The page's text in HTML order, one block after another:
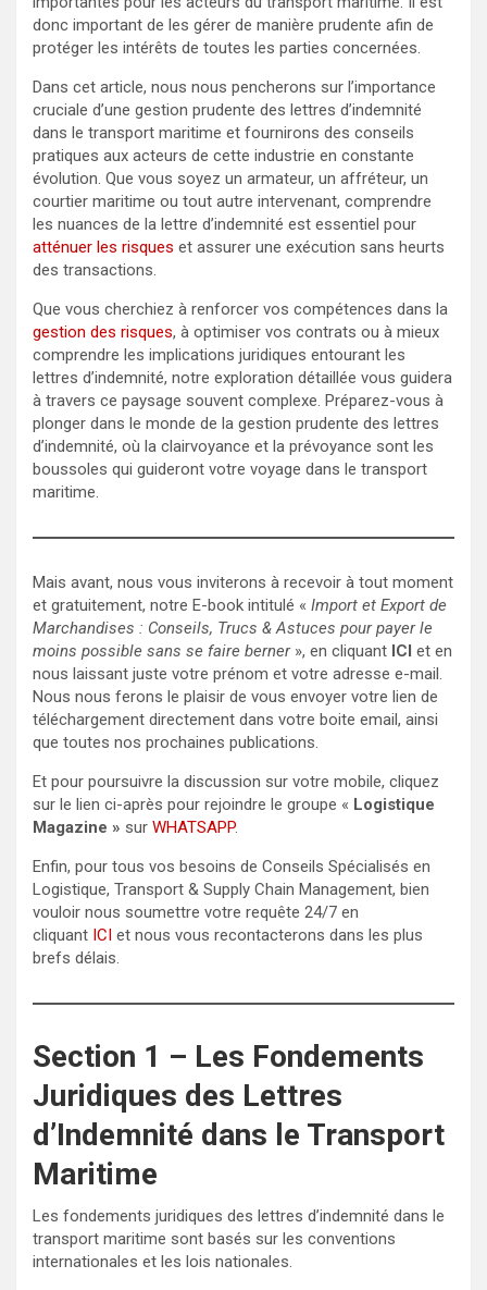
donc important de les gérer de manière prudente afin de
protéger les intérêts de toutes les parties concernées.
Dans cet article, nous nous pencherons sur l’importance
cruciale d’une gestion prudente des lettres d’indemnité
dans le transport maritime et fournirons des conseils
pratiques aux acteurs de cette industrie en constante
évolution. Que vous soyez un armateur, un affréteur, un
courtier maritime ou tout autre intervenant, comprendre
les nuances de la lettre d’indemnité est essentiel pour
atténuer les risques et assurer une exécution sans heurts
des transactions.
Que vous cherchiez à renforcer vos compétences dans la
gestion des risques, à optimiser vos contrats ou à mieux
comprendre les implications juridiques entourant les
lettres d’indemnité, notre exploration détaillée vous guidera
à travers ce paysage souvent complexe. Préparez-vous à
plonger dans le monde de la gestion prudente des lettres
d’indemnité, où la clairvoyance et la prévoyance sont les
boussoles qui guideront votre voyage dans le transport
maritime.
Mais avant, nous vous inviterons à recevoir à tout moment
et gratuitement, notre E-book intitulé « Import et Export de
Marchandises : Conseils, Trucs & Astuces pour payer le
moins possible sans se faire berner», en cliquant ICI et en
nous laissant juste votre prénom et votre adresse e-mail.
Nous nous ferons le plaisir de vous envoyer votre lien de
téléchargement directement dans votre boite email, ainsi
que toutes nos prochaines publications.
Et pour poursuivre la discussion sur votre mobile, cliquez
sur le lien ci-après pour rejoindre le groupe « Logistique
Magazine » sur WHATSAPP.
Enfin, pour tous vos besoins de Conseils Spécialisés en
Logistique, Transport & Supply Chain Management, bien
vouloir nous soumettre votre requête 24/7 en
cliquant ICI et nous vous recontacterons dans les plus
brefs délais.
Section 1 – Les Fondements
Juridiques des Lettres
d’Indemnité dans le Transport
Maritime
Les fondements juridiques des lettres d’indemnité dans le
transport maritime sont basés sur les conventions
internationales et les lois nationales.